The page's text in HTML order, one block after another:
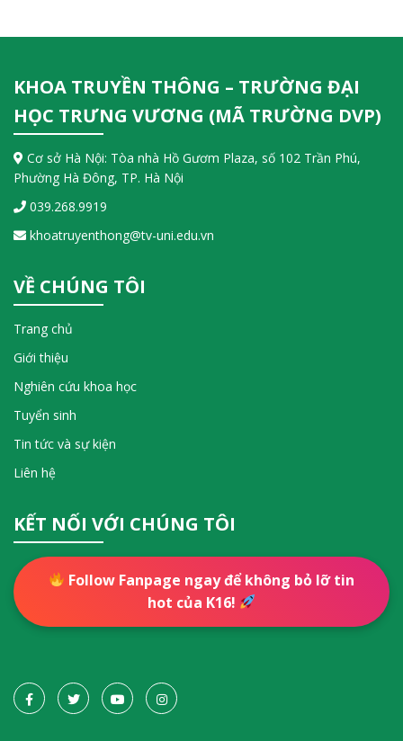
KHOA TRUYỀN THÔNG – TRƯỜNG ĐẠI
HỌC TRƯNG VƯƠNG (MÃ TRƯỜNG DVP)
Cơ sở Hà Nội: Tòa nhà Hồ Gươm Plaza, số 102 Trần Phú,
Phường Hà Đông, TP. Hà Nội
039.268.9919
khoatruyenthong@tv-uni.edu.vn
VỀ CHÚNG TÔI
Trang chủ
Giới thiệu
Nghiên cứu khoa học
Tuyển sinh
Tin tức và sự kiện
Liên hệ
KẾT NỐI VỚI CHÚNG TÔI
Follow Fanpage ngay để không bỏ lỡ tin
hot của K16!